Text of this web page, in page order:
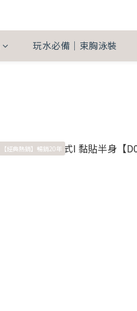
玩水必備｜束胸泳裝
【經典熱銷】暢銷20年